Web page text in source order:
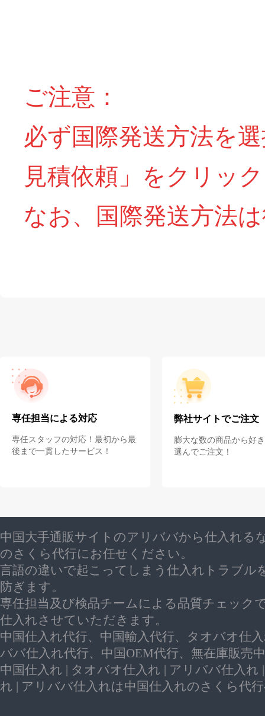
ご注意：
必ず国際発送方法を
見積依頼」をクリッ
なお、国際発送方法
専任担当による対応
専任スタッフの対応！最初から最
後まで一貫したサービス！
弊社サイトでご注文
膨大な数の商品から好
選んでご注文！
中国大手通販サイトのアリババから仕入れる
のさくら代行にお任せください。
言語の違いで起こってしまう仕入れトラブル
防ぎます。
専任担当及び検品チームによる品質チェック
仕入れさせていただきます。
中国仕入れ代行、中国輸入代行、タオバオ仕
ババ仕入れ代行、中国OEM代行、無在庫販売
中国仕入れ | タオバオ仕入れ | アリババ仕入れ
れ | アリババ仕入れは中国仕入れのさくら代